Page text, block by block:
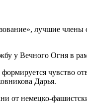
лучшие
у Вечного Огня в
чувство
Дарья.
немецко-